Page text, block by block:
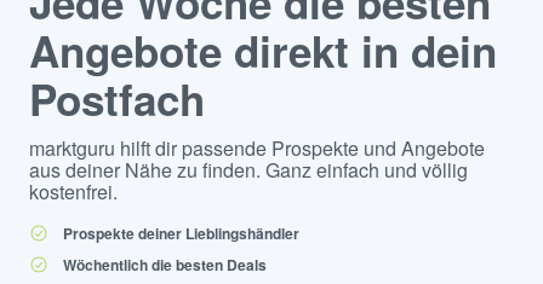
Angebote direkt in dein
Postfach
marktguru hilft dir passende Prospekte und Angebote
aus deiner Nähe zu finden. Ganz einfach und völlig
kostenfrei.
Prospekte deiner Lieblingshändler
Wöchentlich die besten Deals